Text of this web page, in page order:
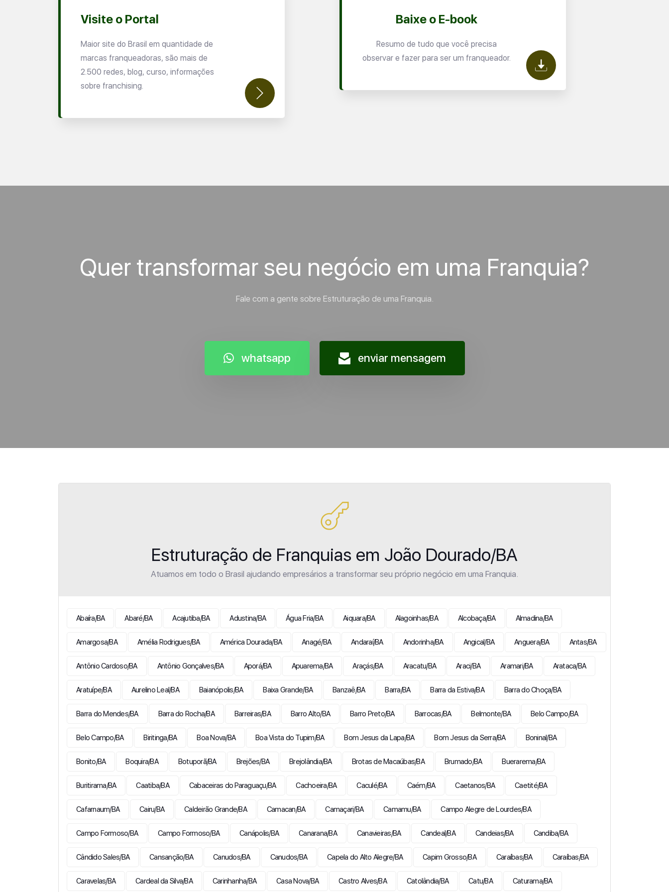
Baixe o E-book
Resumo de tudo que você precisa
observar e fazer para ser um franqueador.
Visite o Portal
Maior site do Brasil em quantidade de
marcas franqueadoras, são mais de
2.500 redes, blog, curso, informações
sobre franchising.
Quer transformar seu negócio em uma Franquia?
Fale com a gente sobre Estruturação de uma Franquia.
whatsapp enviar mensagem
Estruturação de Franquias em João Dourado/BA
Atuamos em todo o Brasil ajudando empresários a transformar seu próprio negócio em uma Franquia.
Abaíra/BA Abaré/BA Acajutiba/BA Adustina/BA Água Fria/BA Aiquara/BA Alagoinhas/BA Alcobaça/BA Almadina/BA
Amargosa/BA Amélia Rodrigues/BA América Dourada/BA Anagé/BA Andaraí/BA Andorinha/BA Angical/BA Anguera/BA Antas/BA
Antônio Cardoso/BA Antônio Gonçalves/BA Aporá/BA Apuarema/BA Araçás/BA Aracatu/BA Araci/BA Aramari/BA Arataca/BA
Aratuípe/BA Aurelino Leal/BA Baianópolis/BA Baixa Grande/BA Banzaê/BA Barra/BA Barra da Estiva/BA Barra do Choça/BA
Barra do Mendes/BA Barra do Rocha/BA Barreiras/BA Barro Alto/BA Barro Preto/BA Barrocas/BA Belmonte/BA Belo Campo/BA
Belo Campo/BA Biritinga/BA Boa Nova/BA Boa Vista do Tupim/BA Bom Jesus da Lapa/BA Bom Jesus da Serra/BA Boninal/BA
Bonito/BA Boquira/BA Botuporã/BA Brejões/BA Brejolândia/BA Brotas de Macaúbas/BA Brumado/BA Buerarema/BA
Buritirama/BA Caatiba/BA Cabaceiras do Paraguaçu/BA Cachoeira/BA Caculé/BA Caém/BA Caetanos/BA Caetité/BA
Cafarnaum/BA Cairu/BA Caldeirão Grande/BA Camacan/BA Camaçari/BA Camamu/BA Campo Alegre de Lourdes/BA
Campo Formoso/BA Campo Formoso/BA Canápolis/BA Canarana/BA Canavieiras/BA Candeal/BA Candeias/BA Candiba/BA
Cândido Sales/BA Cansanção/BA Canudos/BA Canudos/BA Capela do Alto Alegre/BA Capim Grosso/BA Caraíbas/BA Caraíbas/BA
Caravelas/BA Cardeal da Silva/BA Carinhanha/BA Casa Nova/BA Castro Alves/BA Catolândia/BA Catu/BA Caturama/BA